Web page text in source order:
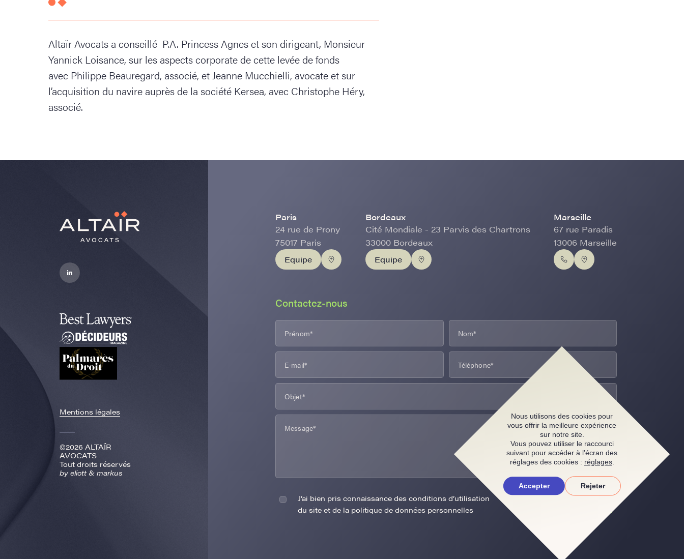
Altaïr Avocats a conseillé P.A. Princess Agnes et son dirigeant, Monsieur
Yannick Loisance, sur les aspects corporate de cette levée de fonds
avec Philippe Beauregard, associé, et Jeanne Mucchielli, avocate et sur
l’acquisition du navire auprès de la société Kersea, avec Christophe Héry,
associé.
Mentions légales
©2026 ALTAÏR
AVOCATS
Tout droits réservés
byeliott & markus
Paris
24 rue de Prony
75017 Paris
Equipe
Bordeaux
Cité Mondiale - 23 Parvis des Chartrons
33000 Bordeaux
Equipe
Marseille
67 rue Paradis
13006 Marseille
Contactez-nous
J’ai bien pris connaissance des conditions d’utilisation
du site et de la politique de données personnelles
Nous utilisons des cookies pour
vous offrir la meilleure expérience
sur notre site.
Vous pouvez utiliser le raccourci
suivant pour accéder à l’écran des
réglages des cookies : réglages.
Accepter Rejeter